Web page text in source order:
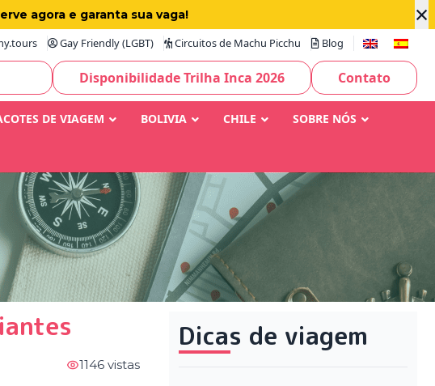
×
agora e garanta sua vaga!
Gay Friendly (LGBT) Circuitos de Machu Picchu Blog
Disponibilidade Trilha Inca 2026 Contato
DE VIAGEM BOLIVIA CHILE SOBRE NÓS
1146 vistas
Dicas de viagem